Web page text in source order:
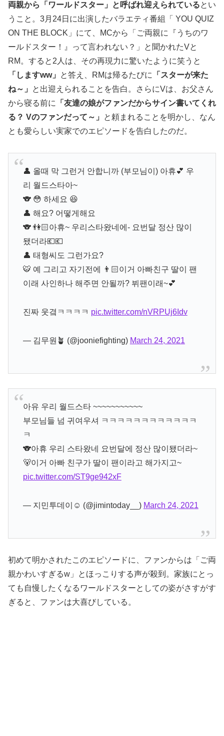
両親から「ワールドスター」と呼ばれ迎えられているとい
うこと。3月24日に出演したバラエティ番組「 YOU QUIZ
ON THE BLOCK」にて、MCから「ご両親に『うちのワ
ールドスター！』って言われない？」と聞かれたVと
RM。すると2人は、その再現力に驚いたように笑うと
「しますww」
と答え、RMは帰るたびに
「スターが来た
ね～」
と出迎えられることを告白。さらにVは、お父さん
から寝る前に
「友達の娘がファンだからサイン書いてくれ
る？ Vのファンだって～」
と頼まれることを明かし、なん
とも愛らしい実家でのエピソードを告白したのだ。
👤 올때 막 그런거 안합니까 (부모님이) 아휴💕 우
리 월드스타아~
🐨 😳 하세요 😆
👤 해요? 어떻게해요
🐨 👫🏻아휴~ 우리스타왔네에- 요번달 정산 많이
됐더라💶💶
👤 태형씨도 그런가요?
🐯 예 그리고 자기전에 👨🏻이거 아빠친구 딸이 팬
이래 사인하나 해주면 안될까? 뷔팬이래~💕
진짜 웃곀ㅋㅋㅋㅋ pic.twitter.com/nVRPUj6Idv
— 김무원🪴 (@jooniefighting) March 24, 2021
아유 우리 월드스타 ~~~~~~~~~~~
부모님들 넘 귀여우셔 ㅋㅋㅋㅋㅋㅋㅋㅋㅋㅋㅋㅋ
ㅋ
🐨아휴 우리 스타왔네 요번달에 정산 많이됐더라~
🐻이거 아빠 친구가 딸이 팬이라고 해가지고~
pic.twitter.com/ST9ge942xF
— 지민투데이☺️ (@jimintoday__) March 24, 2021
初めて明かされたこのエピソードに、ファンからは「ご両
親かわいすぎるw」とほっこりする声が殺到。家族にとっ
ても自慢したくなるワールドスターとしての姿がさすがす
ぎると、ファンは大喜びしている。